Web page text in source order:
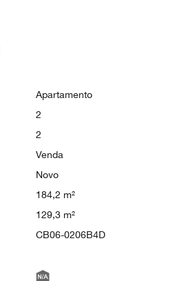
Apartamento
2
2
Venda
Novo
184,2 m²
129,3 m²
CB06-0206B4D